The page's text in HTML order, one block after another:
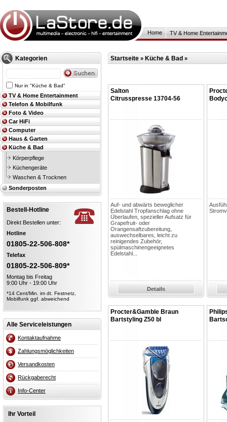
Home TV & Home
Kategorien
Nur in "Küche & Bad"
TV & Home Entertainment
Telefon & Mobilfunk
Foto & Video
Car HiFi
Computer
Haus & Garten
Küche & Bad
Körperpflege
Küchengeräte
Waschen & Trocknen
Sonderposten
Bestell-Hotline
Direkt Bestellen unter:
Hotline
01805-22-506-808*
Telefax
01805-22-506-809*
Montag bis Freitag
9:00 Uhr - 19:00 Uhr
*14 Cent/Min. im dt. Festnetz,
Mobilfunk ggf. abweichend
Alle Serviceleistungen
Kontaktaufnahme
Zahlungsmöglichkeiten
Versandkosten
Rückgaberecht
Info-Center
Ihr Vorteil
Startseite » Küche & Bad »
Salton
Citrusspresse 13704-56
Auf- und abwärts beweglicher
Edelstahl Tropfanschlag ohne
Überlaufen, spezieller Aufsatz für
Grapefruit- oder
Orangensaftzubereitung,
auswechselbares, leicht zu
reinigendes Zubehör,
spülmaschinengeeignetes
Edelstahl...
Details
Procter&Gamble Braun
Bartstyling Z50 bl